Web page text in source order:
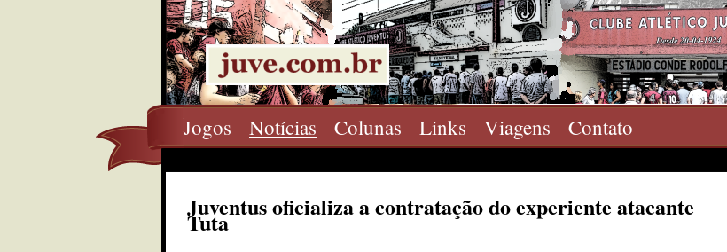
Jogos Notícias Colunas Links Viagens Contato
Juventus oficializa a contratação do experiente atacante
Tuta